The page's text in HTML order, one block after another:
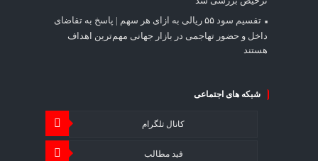
تقسیم سود ۵۵ ریالی به ازای هر سهم | پاسخ به تقاضای
داخل و حضور تهاجمی در بازار جهانی مهم‌ترین اهداف
هستند
شبکه های اجتماعی
کانال تلگرام
فید مطالب